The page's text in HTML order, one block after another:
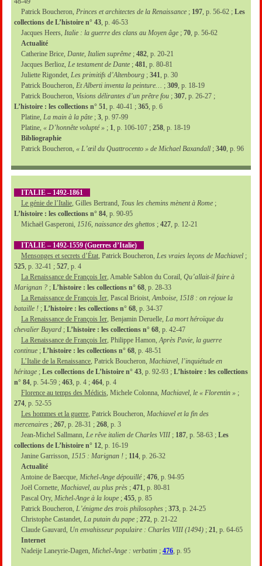
Patrick Boucheron, Princes et architectes de la Renaissance ; 197 , p. 56-62 ; Les
collections de L’histoire n° 43 , p. 46-53
Jacques Heers, Italie : la guerre des clans au Moyen âge ; 70 , p. 56-62
Actualité
Catherine Brice, Dante, Italien suprême ; 482 , p. 20-21
Jacques Berlioz, Le testament de Dante ; 481 , p. 80-81
Juliette Rigondet, Les primitifs d’Altenbourg ; 341 , p. 30
Patrick Boucheron, Et Alberti inventa la peinture… ; 309 , p. 18-19
Patrick Boucheron, Visions délirantes d’un prêtre fou ; 307 , p. 26-27 ;
L’histoire : les collections n° 51 , p. 40-41 ; 365 , p. 6
Platine, La main à la pâte ; 3 , p. 97-99
Platine, « D’honnête volupté » ; 1 , p. 106-107 ; 258 , p. 18-19
Bibliographie
Patrick Boucheron, « L’œil du Quattrocento » de Michael Baxandall ; 340 , p. 96
ITALIE – 1492-1861
Le génie de l’Italie , Gilles Bertrand, Tous les chemins mènent à Rome ;
L’histoire : les collections n° 84 , p. 90-95
Michaël Gasperoni, 1516, naissance des ghettos ; 427 , p. 12-21
ITALIE – 1492-1559 (Guerres d’Italie)
Mensonges et secrets d’État , Patrick Boucheron, Les vraies leçons de Machiavel ;
525 , p. 32-41 ; 527 , p. 4
La Renaissance de François Ier , Amable Sablon du Corail, Qu’allait-il faire à
Marignan ? ; L’histoire : les collections n° 68 , p. 28-33
La Renaissance de François Ier , Pascal Brioist, Amboise, 1518 : on rejoue la
bataille ! ; L’histoire : les collections n° 68 , p. 34-37
La Renaissance de François Ier , Benjamin Deruelle, La mort héroïque du
chevalier Bayard ; L’histoire : les collections n° 68 , p. 42-47
La Renaissance de François Ier , Philippe Hamon, Après Pavie, la guerre
continue ; L’histoire : les collections n° 68 , p. 48-51
L’Italie de la Renaissance , Patrick Boucheron, Machiavel, l’inquiétude en
héritage ; Les collections de L’histoire n° 43 , p. 92-93 ; L’histoire : les collections
n° 84 , p. 54-59 ; 463 , p. 4 ; 464 , p. 4
Florence au temps des Médicis , Michele Colonna, Machiavel, le « Florentin » ;
274 , p. 52-55
Les hommes et la guerre , Patrick Boucheron, Machiavel et la fin des
mercenaires ; 267 , p. 28-31 ; 268 , p. 3
Jean-Michel Sallmann, Le rêve italien de Charles VIII; 187 , p. 58-63 ; Les
collections de L’histoire n° 12 , p. 16-19
Janine Garrisson, 1515 : Marignan ! ; 114 , p. 26-32
Actualité
Antoine de Baecque, Michel-Ange dépouillé; 476 , p. 94-95
Joël Cornette, Machiavel, au plus près ; 471 , p. 80-81
Pascal Ory, Michel-Ange à la loupe ; 455 , p. 85
Patrick Boucheron, L’énigme des trois philosophes ; 373 , p. 24-25
Christophe Castandet, La putain du pape ; 272 , p. 21-22
Claude Gauvard, Un envahisseur populaire : Charles VIII (1494) ; 21 , p. 64-65
Internet
Nadeije Laneyrie-Dagen, Michel-Ange : verbatim ; 476 , p. 95